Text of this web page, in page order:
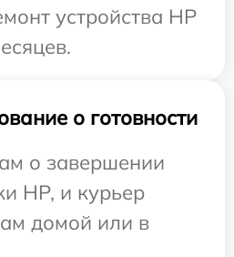
устройства HP
о готовности
о завершении
HP, и курьер
домой или в